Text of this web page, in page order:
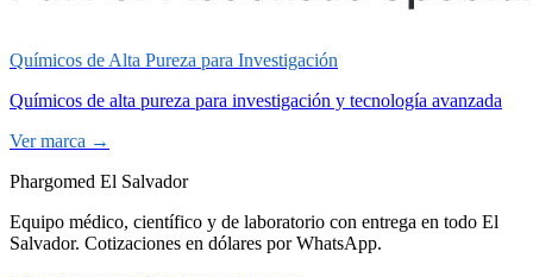
Químicos de Alta Pureza para Investigación
Químicos de alta pureza para investigación y tecnología avanzada
Ver marca →
Phargomed El Salvador
Equipo médico, científico y de laboratorio con entrega en todo El
Salvador. Cotizaciones en dólares por WhatsApp.